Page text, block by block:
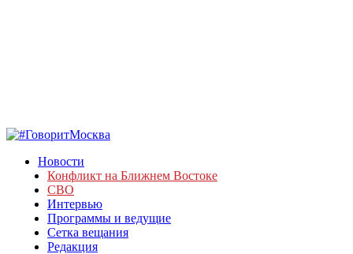
Новости
Конфликт на Ближнем Востоке
СВО
Интервью
Программы и ведущие
Сетка вещания
Редакция